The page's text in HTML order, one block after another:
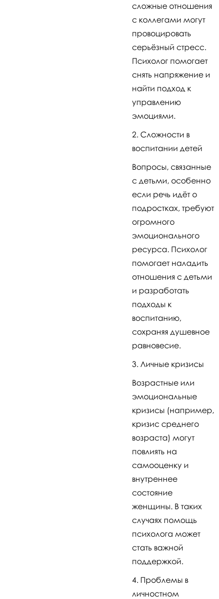
сложные отношения
с коллегами могут
провоцировать
серьёзный стресс.
Психолог помогает
снять напряжение и
найти подход к
управлению
эмоциями.
Сложности в
воспитании детей
Вопросы, связанные
с детьми, особенно
если речь идёт о
подростках, требуют
огромного
эмоционального
ресурса. Психолог
помогает наладить
отношения с детьми
и разработать
подходы к
воспитанию,
сохраняя душевное
равновесие.
Личные кризисы
Возрастные или
эмоциональные
кризисы (например,
кризис среднего
возраста) могут
повлиять на
самооценку и
внутреннее
состояние
женщины. В таких
случаях помощь
психолога может
стать важной
поддержкой.
Проблемы в
личностном